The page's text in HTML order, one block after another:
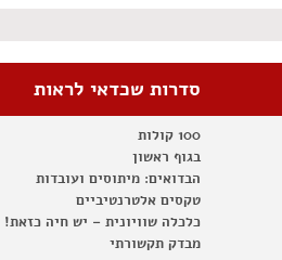
סדרות שכדאי לראות
100 קולות
בגוף ראשון
הבדואים: מיתוסים ועובדות
טקסים אלטרנטיביים
כלכלה שוויונית – יש חיה כזאת!
מבדק תקשורתי